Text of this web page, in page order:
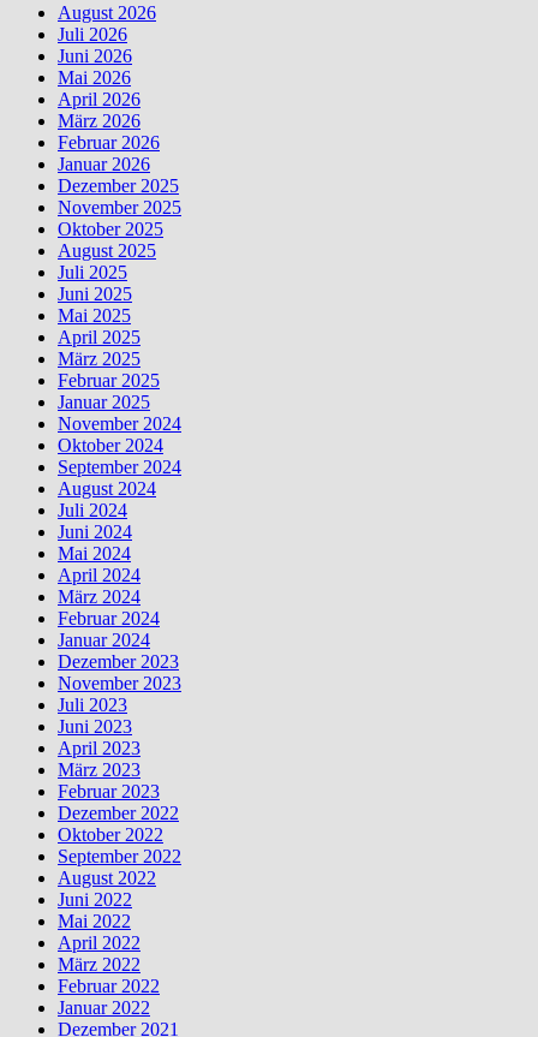
August 2026
Juli 2026
Juni 2026
Mai 2026
April 2026
März 2026
Februar 2026
Januar 2026
Dezember 2025
November 2025
Oktober 2025
August 2025
Juli 2025
Juni 2025
Mai 2025
April 2025
März 2025
Februar 2025
Januar 2025
November 2024
Oktober 2024
September 2024
August 2024
Juli 2024
Juni 2024
Mai 2024
April 2024
März 2024
Februar 2024
Januar 2024
Dezember 2023
November 2023
Juli 2023
Juni 2023
April 2023
März 2023
Februar 2023
Dezember 2022
Oktober 2022
September 2022
August 2022
Juni 2022
Mai 2022
April 2022
März 2022
Februar 2022
Januar 2022
Dezember 2021